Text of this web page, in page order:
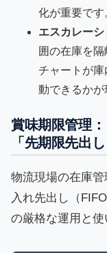
化が重要です
エスカレーシ
囲の在庫を
チャートが
動できるかが
賞味期限管理
「先期限先出
物流現場の在庫
入れ先出し（
の厳格な運用と使